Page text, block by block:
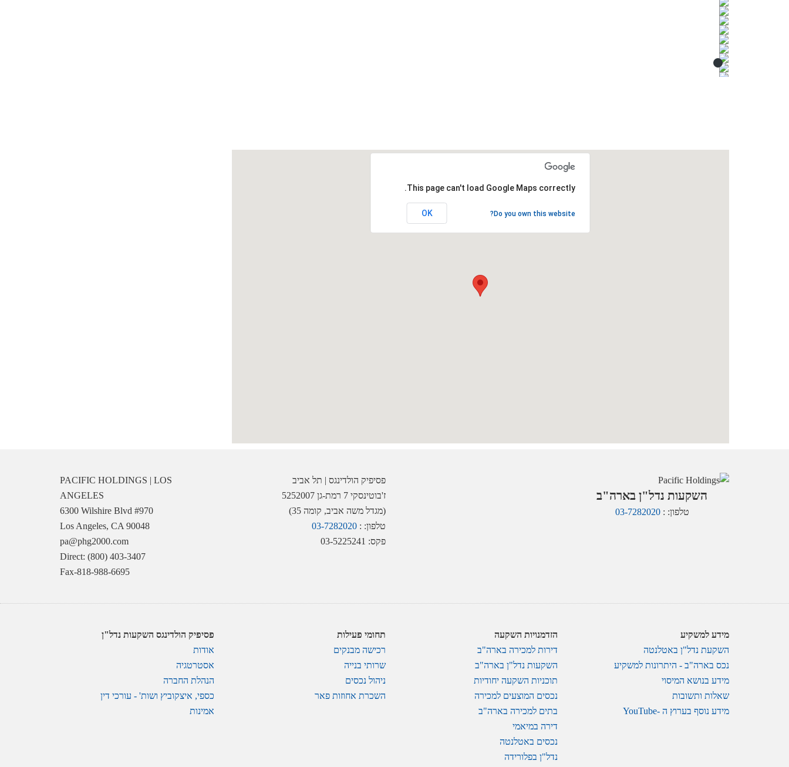
This page can't load Google Maps correctly.
Do you own this website?
OK
השקעות נדל"ן בארה"ב
טלפון: :03-7282020
פסיפיק הולדינגס | תל אביב
ז'בוטינסקי 7 רמת-גן 5252007
(מגדל משה אביב, קומה 35)
טלפון: : 03-7282020
פקס: 03-5225241
PACIFIC HOLDINGS | LOS
ANGELES
6300 Wilshire Blvd #970
Los Angeles, CA 90048
pa@phg2000.com
Direct: (800) 403-3407
Fax-818-988-6695
מידע למשקיע
השקעת נדל"ן באטלנטה
נכס בארה"ב - היתרונות למשקיע
מידע בנושא המיסוי
שאלות ותשובות
מידע נוסף בערוץ ה -YouTube
הזדמנויות השקעה
דירות למכירה בארה"ב
השקעות נדל"ן בארה"ב
תוכניות השקעה יחודיות
נכסים המוצעים למכירה
בתים למכירה בארה"ב
דירה במיאמי
נכסים באטלנטה
נדל"ן בפלורידה
תחומי פעילות
רכישה מבנקים
שרותי בנייה
ניהול נכסים
השכרת אחוזות פאר
פסיפיק הולדינגס השקעות נדל"ן
אודות
אסטרטגיה
הנהלת החברה
כספי, איצקוביץ ושות' - עורכי דין
אמינות